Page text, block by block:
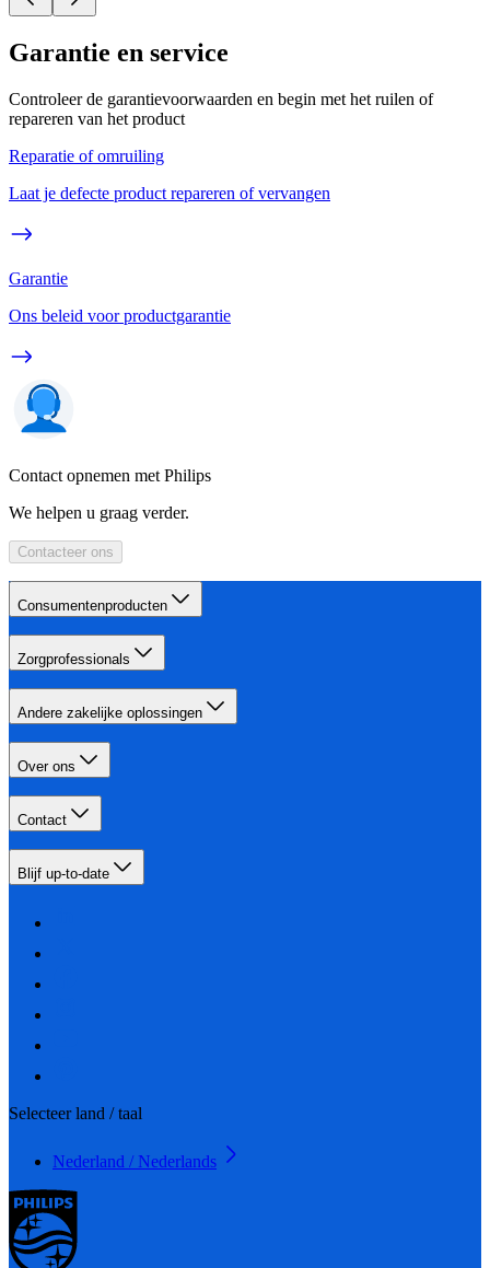
Garantie en service
Controleer de garantievoorwaarden en begin met het ruilen of
repareren van het product
Reparatie of omruiling
Laat je defecte product repareren of vervangen
Garantie
Ons beleid voor productgarantie
Contact opnemen met Philips
We helpen u graag verder.
Contacteer ons
Consumentenproducten
Zorgprofessionals
Andere zakelijke oplossingen
Over ons
Contact
Blijf up-to-date
Selecteer land / taal
Nederland / Nederlands